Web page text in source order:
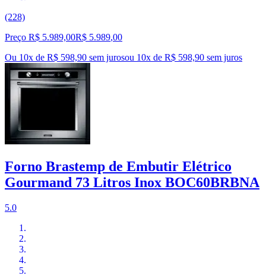
(228)
Preço R$ 5.989,00R$ 5.989,00
Ou 10x de R$ 598,90 sem jurosou 10x de R$ 598,90 sem juros
Forno Brastemp de Embutir Elétrico
Gourmand 73 Litros Inox BOC60BRBNA
5.0